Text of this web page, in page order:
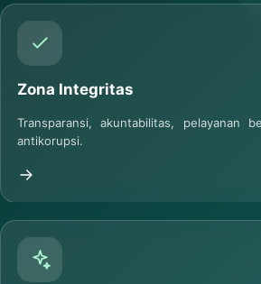
pengembangan murid
Zona Integritas
Transparansi, akuntabilitas, pelayanan